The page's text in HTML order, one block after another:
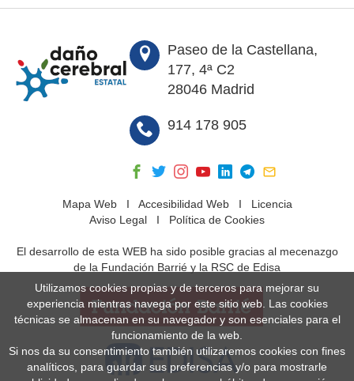
Paseo de la Castellana,
177, 4ª C2
28046 Madrid
914 178 905
Mapa WebI Accesibilidad WebI Licencia
Aviso Legal I Política de Cookies
El desarrollo de esta WEB ha sido posible gracias al mecenazgo
de la Fundación Barrié y la RSC de Edisa
Utilizamos cookies propias y de terceros para mejorar su
experiencia mientras navega por este sitio web. Las cookies
técnicas se almacenan en su navegador y son esenciales para el
funcionamiento de la web.
Si nos da su consentimiento también utilizaremos cookies con fines
analíticos, para guardar sus preferencias y/o para mostrarle